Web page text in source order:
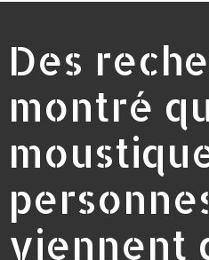
Des
montré
viennent